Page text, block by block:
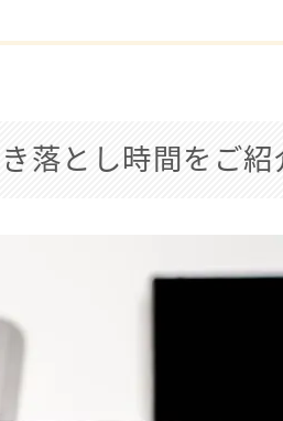
落とし時間をご紹